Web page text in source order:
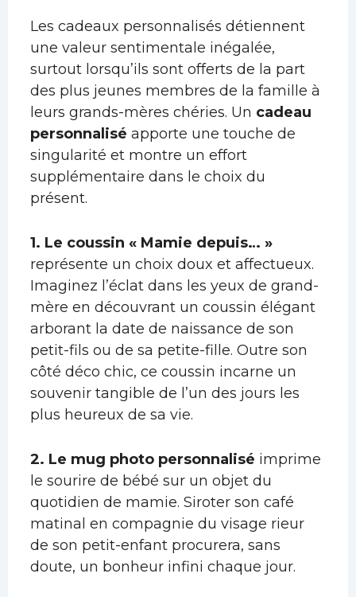
Les cadeaux personnalisés détiennent
une valeur sentimentale inégalée,
surtout lorsqu’ils sont offerts de la part
des plus jeunes membres de la famille à
leurs grands-mères chéries. Un cadeau
personnalisé apporte une touche de
singularité et montre un effort
supplémentaire dans le choix du
présent.
1. Le coussin « Mamie depuis… »
représente un choix doux et affectueux.
Imaginez l’éclat dans les yeux de grand-
mère en découvrant un coussin élégant
arborant la date de naissance de son
petit-fils ou de sa petite-fille. Outre son
côté déco chic, ce coussin incarne un
souvenir tangible de l’un des jours les
plus heureux de sa vie.
2. Le mug photo personnalisé imprime
le sourire de bébé sur un objet du
quotidien de mamie. Siroter son café
matinal en compagnie du visage rieur
de son petit-enfant procurera, sans
doute, un bonheur infini chaque jour.